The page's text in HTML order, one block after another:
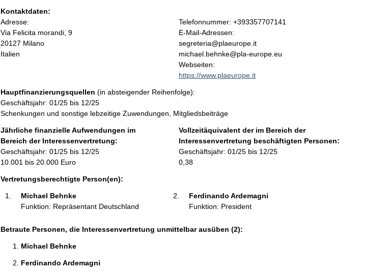
e
n
i
n
h
a
l
t
Kontaktdaten:
Adresse:
Via Felicita morandi, 9
20127 Milano
Italien
K
o
n
t
a
k
i
f
o
r
m
a
Telefonnummer: +393357707141
E-Mail-Adressen:
segreteria@plaeurope.it
michael.behnke@pla-europe.eu
Webseiten:
https://www.plaeurope.it
Hauptfinanzierungsquellen (in absteigender Reihenfolge):
Geschäftsjahr: 01/25 bis 12/25
Schenkungen und sonstige lebzeitige Zuwendungen, Mitgliedsbeiträge
Jährliche finanzielle Aufwendungen im
Bereich der Interessenvertretung:
Geschäftsjahr: 01/25 bis 12/25
10.001 bis 20.000 Euro
Vollzeitäquivalent der im Bereich der
Interessenvertretung beschäftigten Personen:
Geschäftsjahr: 01/25 bis 12/25
0,38
Vertretungsberechtigte Person(en):
Michael Behnke
Funktion: Repräsentant Deutschland
Ferdinando Ardemagni
Funktion: President
Betraute Personen, die Interessenvertretung unmittelbar ausüben (2):
Michael Behnke
Ferdinando Ardemagni